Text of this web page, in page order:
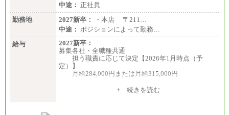
中途： 正社員
勤務地
2027新卒：
・本店 〒211…
中途： ポジションによって勤務…
給与
2027新卒：
募集各社・全職種共通
担う職責に応じて決定【2026年1月時点（予
定）】
月給284,000円または月給315,000円
※入社後早期から、自律的な業務遂行が求めら
す。
+ 続きを読む